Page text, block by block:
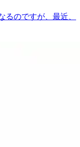
るのですが、最近、